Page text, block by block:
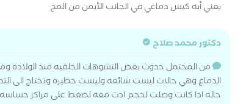
يعني أيه كيس دماغي في الجانب الأيمن من المخ
دكتور محمد صلاح
من المحتمل حدوث بعض التشوهات الخلقيه منذ الولاده
الدماغ وهي حالات ليست شائعه وليست خطيره وتحتاج الى
حاله اذا كانت وصلت لحجم ادت معه لضغط على مراكز حساسه